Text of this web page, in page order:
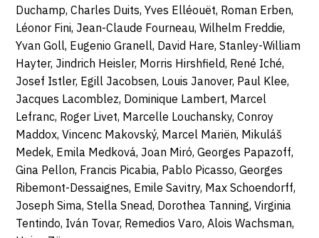
Duchamp, Charles Duits, Yves Elléouët, Roman Erben,
Léonor Fini, Jean-Claude Fourneau, Wilhelm Freddie,
Yvan Goll, Eugenio Granell, David Hare, Stanley-William
Hayter, Jindrich Heisler, Morris Hirshfield, René Iché,
Josef Istler, Egill Jacobsen, Louis Janover, Paul Klee,
Jacques Lacomblez, Dominique Lambert, Marcel
Lefranc, Roger Livet, Marcelle Louchansky, Conroy
Maddox, Vincenc Makovský, Marcel Mariën, Mikuláš
Medek, Emila Medková, Joan Miró, Georges Papazoff,
Gina Pellon, Francis Picabia, Pablo Picasso, Georges
Ribemont-Dessaignes, Emile Savitry, Max Schoendorff,
Joseph Sima, Stella Snead, Dorothea Tanning, Virginia
Tentindo, Iván Tovar, Remedios Varo, Alois Wachsman,